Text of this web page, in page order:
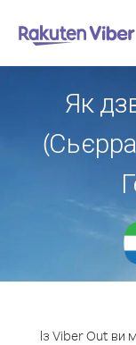
Як
Із Viber Out